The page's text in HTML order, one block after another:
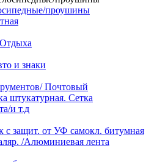
проушины
и знаки
Почтовый
штукатурная. Сетка
и т.д
с защит. от УФ самокл. битумная
/Алюминиевая лента